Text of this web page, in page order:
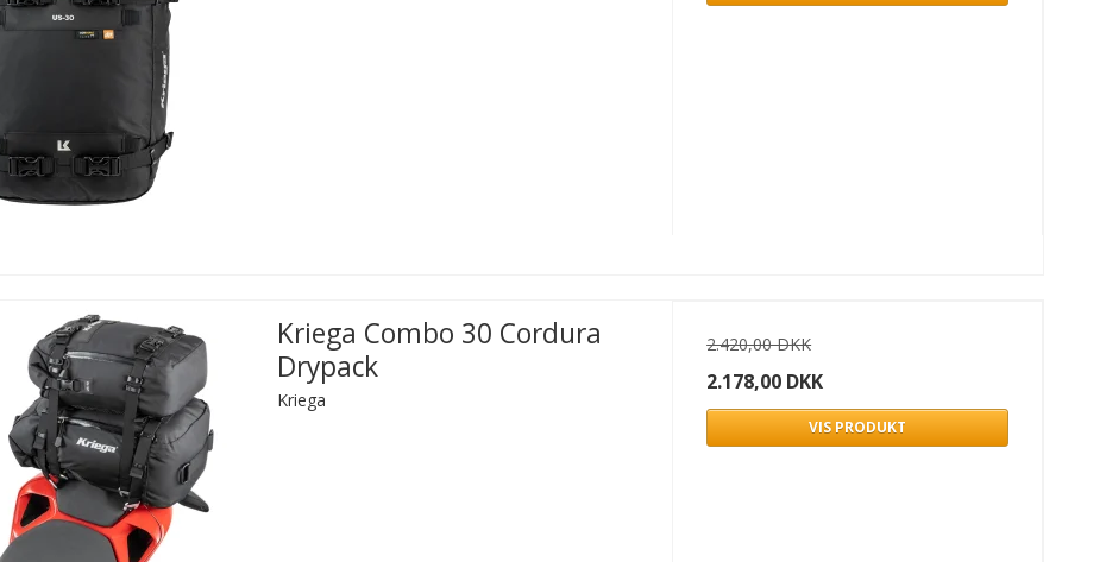
Kriega Combo 30 Cordura
Drypack
Kriega
2.420,00 DKK
2.178,00 DKK
VIS PRODUKT